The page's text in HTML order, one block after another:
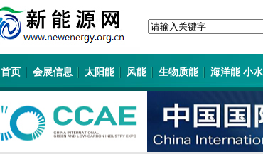
首页 会展信息 太阳能 风能 生物质能 海洋能 小